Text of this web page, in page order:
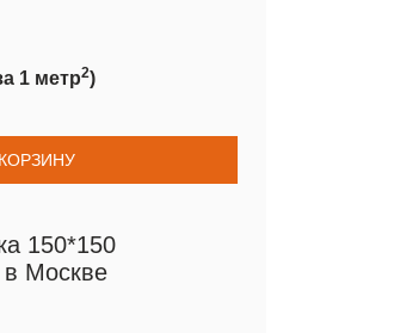
1 метр2)
В КОРЗИНУ
150*150
Москве